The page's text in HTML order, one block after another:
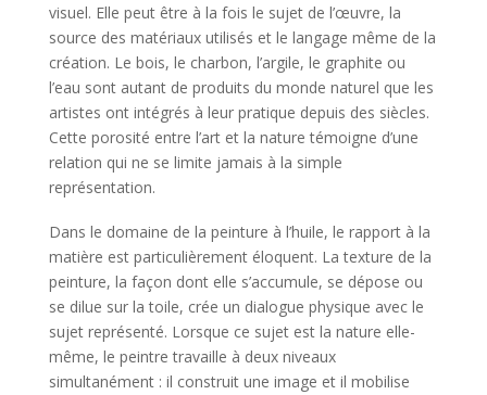
visuel. Elle peut être à la fois le sujet de l’œuvre, la
source des matériaux utilisés et le langage même de la
création. Le bois, le charbon, l’argile, le graphite ou
l’eau sont autant de produits du monde naturel que les
artistes ont intégrés à leur pratique depuis des siècles.
Cette porosité entre l’art et la nature témoigne d’une
relation qui ne se limite jamais à la simple
représentation.
Dans le domaine de la peinture à l’huile, le rapport à la
matière est particulièrement éloquent. La texture de la
peinture, la façon dont elle s’accumule, se dépose ou
se dilue sur la toile, crée un dialogue physique avec le
sujet représenté. Lorsque ce sujet est la nature elle-
même, le peintre travaille à deux niveaux
simultanément : il construit une image et il mobilise